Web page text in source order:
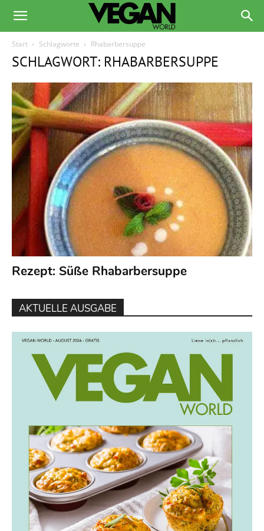
Start Schlagworte Rhabarbersuppe
SCHLAGWORT: RHABARBERSUPPE
Rezept: Süße Rhabarbersuppe
AKTUELLE AUSGABE